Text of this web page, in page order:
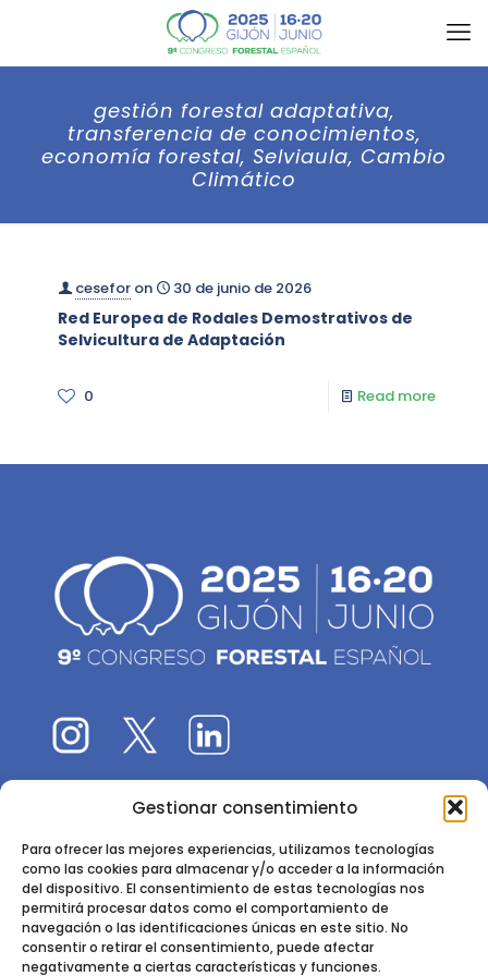
Gestionar consentimiento
Para ofrecer las mejores experiencias, utilizamos tecnologías
como las cookies para almacenar y/o acceder a la información
del dispositivo. El consentimiento de estas tecnologías nos
permitirá procesar datos como el comportamiento de
navegación o las identificaciones únicas en este sitio. No
consentir o retirar el consentimiento, puede afectar
negativamente a ciertas características y funciones.
gestión forestal adaptativa,
transferencia de conocimientos,
economía forestal, Selviaula, Cambio
Climático
cesefor on 30 de junio de 2026
Red Europea de Rodales Demostrativos de
Selvicultura de Adaptación
0 Read more
El 9CFE es una actividad promovida por laSociedad
Instituto de Ciencias Forestales, INIA-CSIC
Ctra. de la Coruña km 7,5 - 28040 Madrid